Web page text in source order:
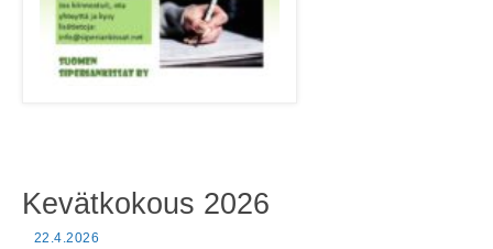
Kevätkokous 2026
22.4.2026